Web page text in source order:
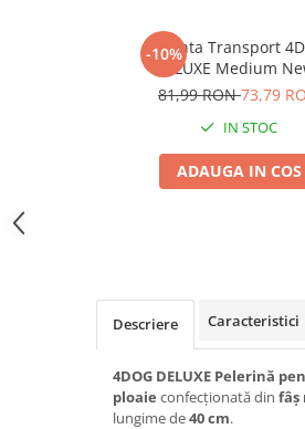
Hrană Uscată Pisică
Pisică Junior
Pisică Senior
Diete Veterinare Pisică
Recompense Pisici
-10%
Geanta Transport
DELUXE Medium
40x21x22
81,99 RON73,79
IN STOC
ADAUGA IN COS
Descriere Caracteristici
4DOG DELUXE Pelerină
ploaie confecționată din fâș
lungime de40 cm.